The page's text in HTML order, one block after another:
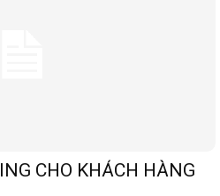
CHO KHÁCH HÀNG